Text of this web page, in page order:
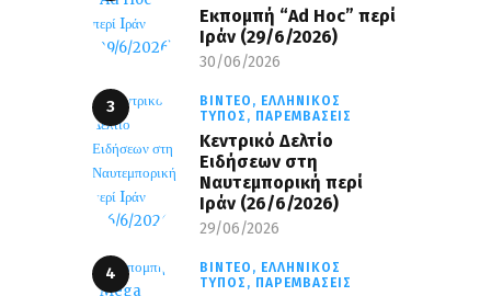
Εκπομπή “Ad Hoc” περί
Iράν (29/6/2026)
30/06/2026
ΒΊΝΤΕΟ, ΕΛΛΗΝΙΚΌΣ
ΤΎΠΟΣ, ΠΑΡΕΜΒΆΣΕΙΣ
Κεντρικό Δελτίο
Ειδήσεων στη
Ναυτεμπορική περί
Iράν (26/6/2026)
29/06/2026
ΒΊΝΤΕΟ, ΕΛΛΗΝΙΚΌΣ
ΤΎΠΟΣ, ΠΑΡΕΜΒΆΣΕΙΣ